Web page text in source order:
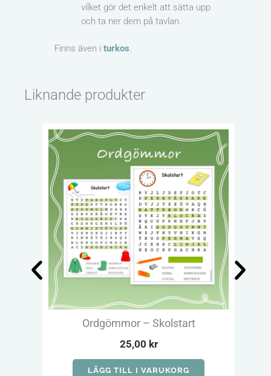
vilket gör det enkelt att sätta upp
och ta ner dem på tavlan.
Finns även i turkos.
Liknande produkter
Ordgömmor – Skolstart
25,00 kr
LÄGG TILL I VARUKORG